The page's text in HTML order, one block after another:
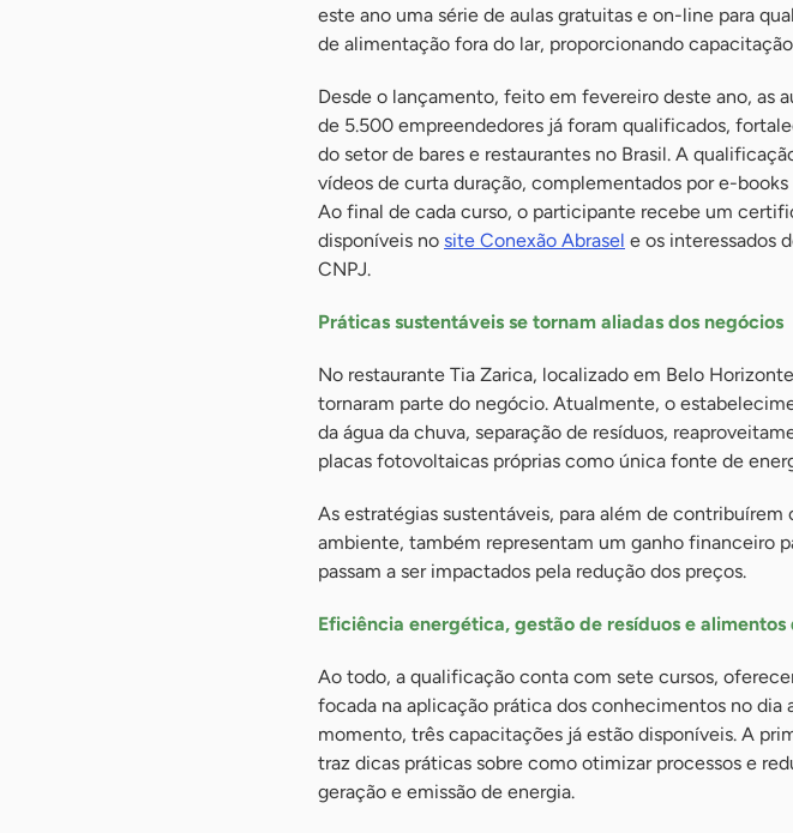
este ano uma série de aulas gratuitas e on-line para
de alimentação fora do lar, proporcionando
Desde o lançamento, feito em fevereiro deste ano, as
de 5.500 empreendedores já foram qualificados,
do setor de bares e restaurantes no Brasil. A
vídeos de curta duração, complementados por e-
Ao final de cada curso, o participante recebe um
disponíveis no site Conexão Abrasel e os interessados
CNPJ.
Práticas sustentáveis se tornam aliadas dos negócios
No restaurante Tia Zarica, localizado em Belo
tornaram parte do negócio. Atualmente, o
da água da chuva, separação de resíduos,
placas fotovoltaicas próprias como única fonte de
As estratégias sustentáveis, para além de contribuírem
ambiente, também representam um ganho financeiro
passam a ser impactados pela redução dos preços.
Eficiência energética, gestão de resíduos e alimentos
Ao todo, a qualificação conta com sete cursos,
focada na aplicação prática dos conhecimentos no dia
momento, três capacitações já estão disponíveis. A
traz dicas práticas sobre como otimizar processos e
geração e emissão de energia.